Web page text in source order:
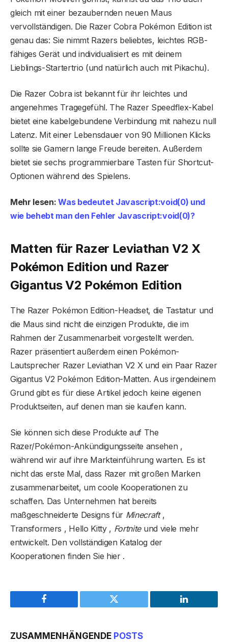
gleich mit einer bezaubernden neuen Maus
vervollständigen. Die Razer Cobra Pokémon Edition ist
genau das: Sie nimmt Razers beliebtes, leichtes RGB-
fähiges Gerät und individualisiert es mit deinem
Lieblings-Startertrio (und natürlich auch mit Pikachu).
Die Razer Cobra ist bekannt für ihr leichtes und
angenehmes Tragegefühl. The Razer Speedflex-Kabel
bietet eine kabelgebundene Verbindung mit nahezu null
Latenz. Mit einer Lebensdauer von 90 Millionen Klicks
sollte sie Gamern lange Freude bereiten. Außerdem
bietet sie sechs programmierbare Tasten für Shortcut-
Optionen während des Spielens.
Mehr lesen:Was bedeutet Javascript:void(0) und
wie behebt man den Fehler Javascript:void(0)?
Matten für Razer Leviathan V2 X
Pokémon Edition und Razer
Gigantus V2 Pokémon Edition
The Razer Pokémon Edition-Headset, die Tastatur und
die Maus sind nicht die einzigen Produkte, die im
Rahmen der Zusammenarbeit vorgestellt werden.
Razer präsentiert außerdem einen Pokémon-
Lautsprecher Razer Leviathan V2 X und ein Paar Razer
Gigantus V2 Pokémon Edition-Matten. Aus irgendeinem
Grund gibt es für diese Artikel jedoch keine eigenen
Produktseiten, auf denen man sie kaufen kann.
Sie können sich diese Produkte auf The
Razer/Pokémon-Ankündigungsseite ansehen ,
während wir auf ihre Markteinführung warten. Es ist
nicht das erste Mal, dass Razer mit großen Marken
zusammenarbeitet, um coole Kooperationen zu
schaffen. Das Unternehmen hat bereits
maßgeschneiderte Designs für Minecraft,
Transformers , Hello Kitty , Fortniteund viele mehr
entwickelt. Den vollständigen Katalog der
Kooperationen finden Sie hier .
Facebook Twitter LinkedIn
ZUSAMMENHÄNGENDE POSTS